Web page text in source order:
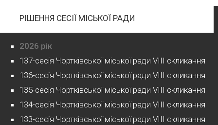
РІШЕННЯ СЕСІЇ МІСЬКОЇ РАДИ
2026 рік
137-сесія Чортківської міської ради VIII скликання
136-сесія Чортківської міської ради VIII скликання
135-сесія Чортківської міської ради VIII скликання
134-сесія Чортківської міської ради VIII скликання
133-сесія Чортківської міської ради VIII скликання